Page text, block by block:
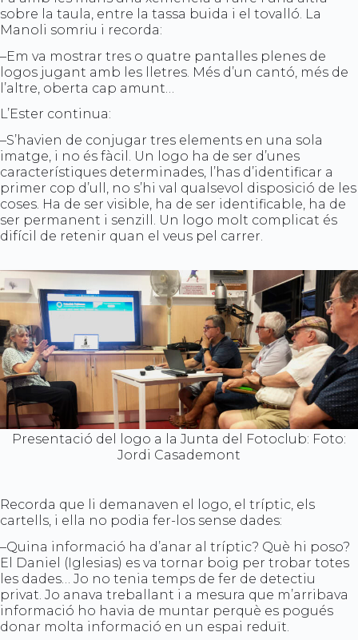
sobre la taula, entre la tassa buida i el tovalló. La
Manoli somriu i recorda:
–Em va mostrar tres o quatre pantalles plenes de
logos jugant amb les lletres. Més d’un cantó, més de
l’altre, oberta cap amunt…
L’Ester continua:
–S’havien de conjugar tres elements en una sola
imatge, i no és fàcil. Un logo ha de ser d’unes
característiques determinades, l’has d’identificar a
primer cop d’ull, no s’hi val qualsevol disposició de les
coses. Ha de ser visible, ha de ser identificable, ha de
ser permanent i senzill. Un logo molt complicat és
difícil de retenir quan el veus pel carrer.
Presentació del logo a la Junta del Fotoclub: Foto:
Jordi Casademont
Recorda que li demanaven el logo, el tríptic, els
cartells, i ella no podia fer-los sense dades:
–Quina informació ha d’anar al tríptic? Què hi poso?
El Daniel (Iglesias) es va tornar boig per trobar totes
les dades… Jo no tenia temps de fer de detectiu
privat. Jo anava treballant i a mesura que m’arribava
informació ho havia de muntar perquè es pogués
donar molta informació en un espai reduït.